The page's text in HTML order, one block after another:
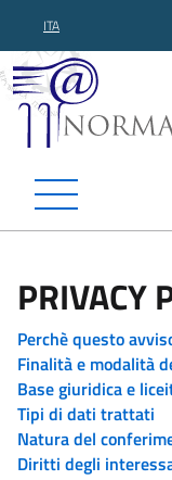
ITA
PRIVACY
Perchè questo
Finalità e modalità
Base giuridica e
Tipi di dati trattati
Natura del
Diritti degli